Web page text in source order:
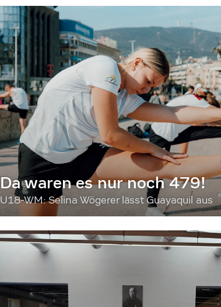
Da waren es nur noch 479!
U18-WM: Selina Wögerer lässt Guayaquil aus